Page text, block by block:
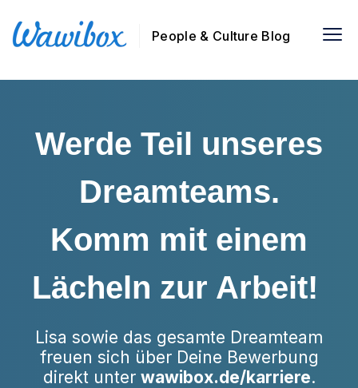
People & Culture Blog
Werde Teil unseres
Dreamteams.
Komm mit einem
Lächeln zur Arbeit!
Lisa sowie das gesamte Dreamteam
freuen sich über Deine Bewerbung
direkt unter wawibox.de/karriere.